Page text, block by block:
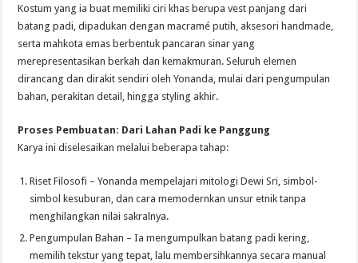
Kostum yang ia buat memiliki ciri khas berupa vest panjang dari
batang padi, dipadukan dengan macramé putih, aksesori handmade,
serta mahkota emas berbentuk pancaran sinar yang
merepresentasikan berkah dan kemakmuran. Seluruh elemen
dirancang dan dirakit sendiri oleh Yonanda, mulai dari pengumpulan
bahan, perakitan detail, hingga styling akhir.
Proses Pembuatan: Dari Lahan Padi ke Panggung
Karya ini diselesaikan melalui beberapa tahap:
⁠Riset Filosofi – Yonanda mempelajari mitologi Dewi Sri, simbol-
simbol kesuburan, dan cara memodernkan unsur etnik tanpa
menghilangkan nilai sakralnya.
Pengumpulan Bahan – Ia mengumpulkan batang padi kering,
memilih tekstur yang tepat, lalu membersihkannya secara manual